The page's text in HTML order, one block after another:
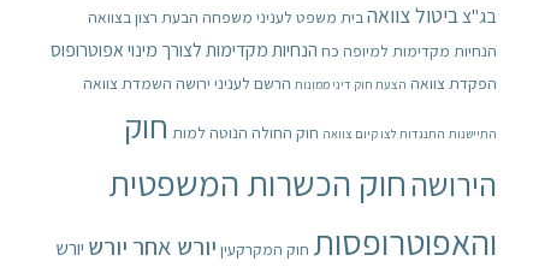
בג"צביטול צוואהבית משפט לעניני משפחה הבעת רצון בצוואה
הנחיות מקדימות למיופה כח הנחיות מקדימות לצורך מינוי אפוטרופוס
הפקדת צוואה הצעת חוק דיני ממונות הרשם לעניני ירושה השמדת צוואה
התיישנות התנגדות לצו קיום צוואה חוק החולה הנוטה למות חוק
הירושהחוק הכשרות המשפטית
והאפוטרופסות חוק המקרקעין יורש אחר יורש יורש